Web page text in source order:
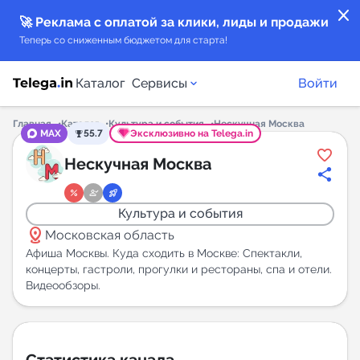
close
🚀 Реклама с оплатой за клики, лиды и продажи
Теперь со сниженным бюджетом для старта!
Каталог Сервисы
Каталог каналов
Каталог ботов
Горящие предложения
Индекс читаемости каналов в Telegram
Войти
Главная Каталог Культура и события
Нескучная Москва
MAX
55.7 Эксклюзивно на Telega.in
Нескучная Москва
Культура и события
distance Московская область
Афиша Москвы. Куда сходить в Москве: Спектакли,
концерты, гастроли, прогулки и рестораны, спа и отели.
Видеообзоры.